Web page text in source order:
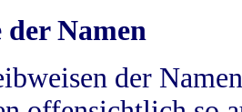
der Namen
der